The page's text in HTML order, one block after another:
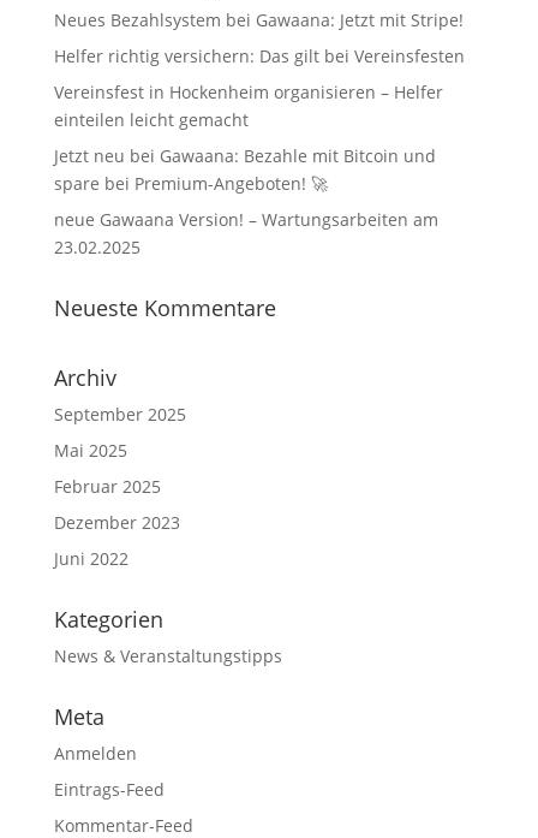
Neues Bezahlsystem bei Gawaana: Jetzt mit Stripe!
Helfer richtig versichern: Das gilt bei Vereinsfesten
Vereinsfest in Hockenheim organisieren – Helfer
einteilen leicht gemacht
Jetzt neu bei Gawaana: Bezahle mit Bitcoin und
spare bei Premium-Angeboten! 🚀
neue Gawaana Version! – Wartungsarbeiten am
23.02.2025
Neueste Kommentare
Archiv
September 2025
Mai 2025
Februar 2025
Dezember 2023
Juni 2022
Kategorien
News & Veranstaltungstipps
Meta
Anmelden
Eintrags-Feed
Kommentar-Feed